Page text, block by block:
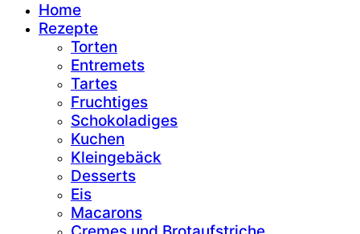
Home
Rezepte
Torten
Entremets
Tartes
Fruchtiges
Schokoladiges
Kuchen
Kleingebäck
Desserts
Eis
Macarons